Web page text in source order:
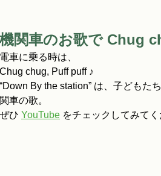
機関車のお歌で Chug
電車に乗る時は、
Chug chug, Puff puff ♪
“Down By the station” は、子どもた
関車の歌。
ぜひ YouTube をチェックしてみてく